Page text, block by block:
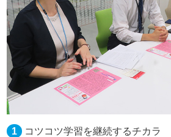
1 コツコツ学習を継続するチカラ